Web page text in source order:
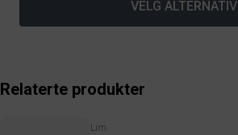
VELG ALTERNATIV
Relaterte produkter
Lim